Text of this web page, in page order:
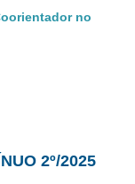
no
2º/2025